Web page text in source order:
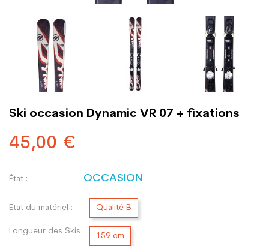
Ski occasion Dynamic VR 07 + fixations
45,00 €
État : OCCASION
Etat du matériel : Qualité B
Longueur des Skis
:
159 cm